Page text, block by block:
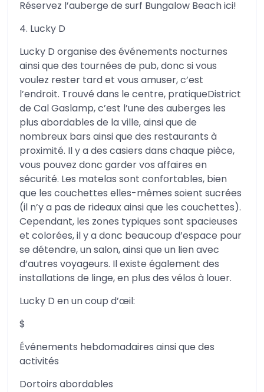
Réservez l’auberge de surf Bungalow Beach ici!
4. Lucky D
Lucky D organise des événements nocturnes
ainsi que des tournées de pub, donc si vous
voulez rester tard et vous amuser, c’est
l’endroit. Trouvé dans le centre, pratiqueDistrict
de Cal Gaslamp, c’est l’une des auberges les
plus abordables de la ville, ainsi que de
nombreux bars ainsi que des restaurants à
proximité. Il y a des casiers dans chaque pièce,
vous pouvez donc garder vos affaires en
sécurité. Les matelas sont confortables, bien
que les couchettes elles-mêmes soient sucrées
(il n’y a pas de rideaux ainsi que les couchettes).
Cependant, les zones typiques sont spacieuses
et colorées, il y a donc beaucoup d’espace pour
se détendre, un salon, ainsi que un lien avec
d’autres voyageurs. Il existe également des
installations de linge, en plus des vélos à louer.
Lucky D en un coup d’œil:
$
Événements hebdomadaires ainsi que des
activités
Dortoirs abordables